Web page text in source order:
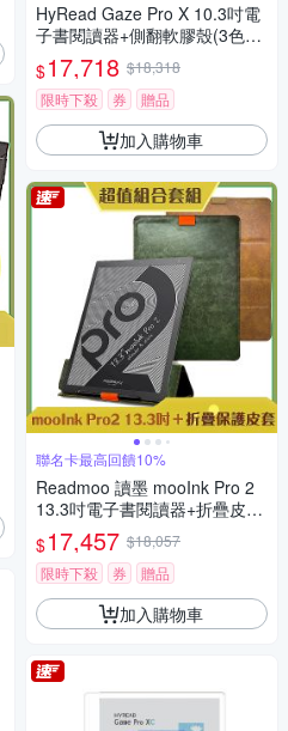
HyRead Gaze Pro X 10.3吋電
子書閱讀器+側翻軟膠殼(3色任
選)+磁吸筆套 (組合)
$17,718 $18,318
限時下殺
券 贈品
加入購物車
聯名卡最高回饋10%
Readmoo 讀墨 mooInk Pro 2
13.3吋電子書閱讀器+折疊皮套
(組合)
$17,457 $18,057
限時下殺
券 贈品
加入購物車